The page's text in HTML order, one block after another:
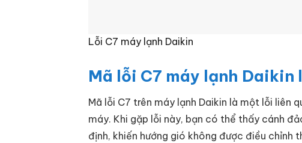
Lỗi C7 máy lạnh Daikin
Mã lỗi C7 máy lạnh Daikin
Mã lỗi C7 trên máy lạnh Daikin là một lỗi liên
máy. Khi gặp lỗi này, bạn có thể thấy cánh
định, khiến hướng gió không được điều chỉnh